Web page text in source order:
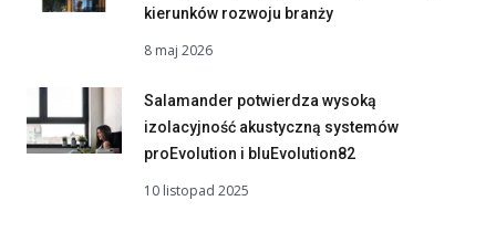
kierunków rozwoju branży
8 maj 2026
Salamander potwierdza wysoką
izolacyjność akustyczną systemów
proEvolution i bluEvolution82
10 listopad 2025